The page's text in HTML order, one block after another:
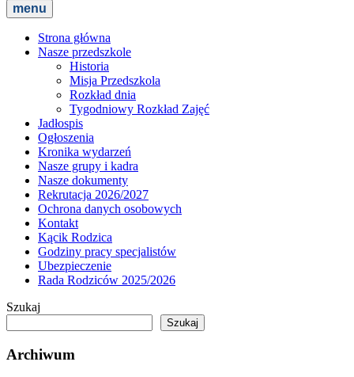
menu
Strona główna
Nasze przedszkole
Historia
Misja Przedszkola
Rozkład dnia
Tygodniowy Rozkład Zajęć
Jadłospis
Ogłoszenia
Kronika wydarzeń
Nasze grupy i kadra
Nasze dokumenty
Rekrutacja 2026/2027
Ochrona danych osobowych
Kontakt
Kącik Rodzica
Godziny pracy specjalistów
Ubezpieczenie
Rada Rodziców 2025/2026
Szukaj
Szukaj
Archiwum